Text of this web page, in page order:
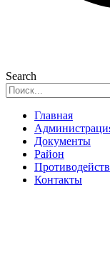
Search
Главная
Документы
Район
Контакты